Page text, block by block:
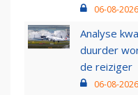
06-08-
Analyse
duurder
de reiziger
06-08-